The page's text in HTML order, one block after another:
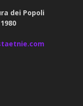
dei Popoli